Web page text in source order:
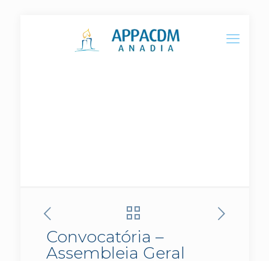
Convocatória –
Assembleia Geral